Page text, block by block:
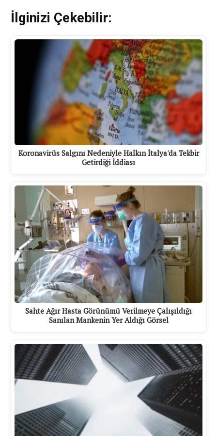
İlginizi Çekebilir:
Koronavirüs Salgını Nedeniyle Halkın İtalya'da Tekbir
Getirdiği İddiası
Sahte Ağır Hasta Görünümü Verilmeye Çalışıldığı
Sanılan Mankenin Yer Aldığı Görsel